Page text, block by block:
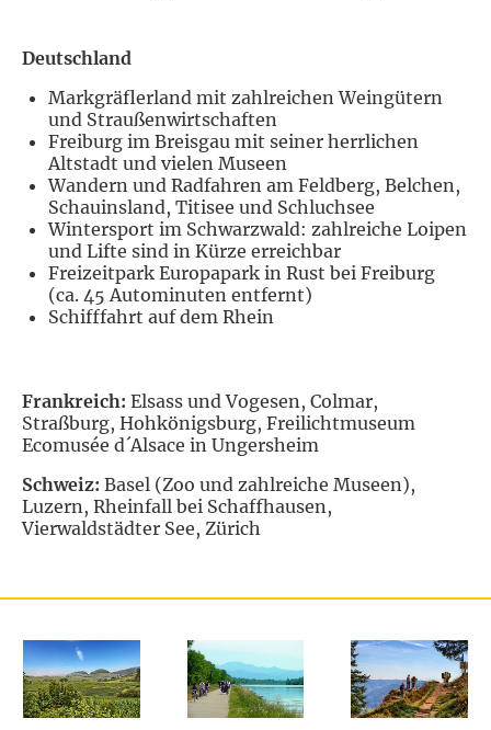
Deutschland
Markgräflerland mit zahlreichen Weingütern
und Straußenwirtschaften
Freiburg im Breisgau mit seiner herrlichen
Altstadt und vielen Museen
Wandern und Radfahren am Feldberg, Belchen,
Schauinsland, Titisee und Schluchsee
Wintersport im Schwarzwald: zahlreiche Loipen
und Lifte sind in Kürze erreichbar
Freizeitpark Europapark in Rust bei Freiburg
(ca. 45 Autominuten entfernt)
Schifffahrt auf dem Rhein
Frankreich: Elsass und Vogesen, Colmar,
Straßburg, Hohkönigsburg, Freilichtmuseum
Ecomusée d´Alsace in Ungersheim
Schweiz: Basel (Zoo und zahlreiche Museen),
Luzern, Rheinfall bei Schaffhausen,
Vierwaldstädter See, Zürich